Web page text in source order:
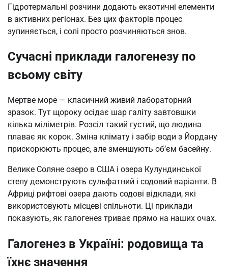
Гідротермальні розчини додають екзотичні елементи
в активних регіонах. Без цих факторів процес
зупиняється, і солі просто розчиняються знов.
Сучасні приклади галогенезу по
всьому світу
Мертве море — класичний живий лабораторний
зразок. Тут щороку осідає шар галіту завтовшки
кілька міліметрів. Розсіл такий густий, що людина
плаває як корок. Зміна клімату і забір води з Йордану
прискорюють процес, але зменшують об’єм басейну.
Велике Соляне озеро в США і озера Кулундинської
степу демонструють сульфатний і содовий варіанти. В
Африці рифтові озера дають содові відклади, які
використовують місцеві спільноти. Ці приклади
показують, як галогенез триває прямо на наших очах.
Галогенез в Україні: родовища та
їхнє значення